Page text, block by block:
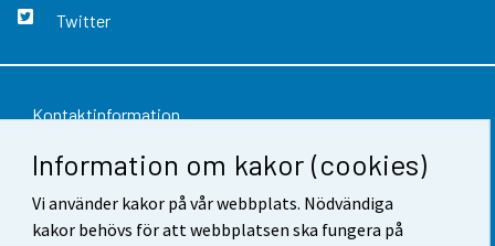
Information om kakor (cookies)
Vi använder kakor på vår webbplats. Nödvändiga
kakor behövs för att webbplatsen ska fungera på
Twitter
Kontaktinformation
Respons
Användarvillkor